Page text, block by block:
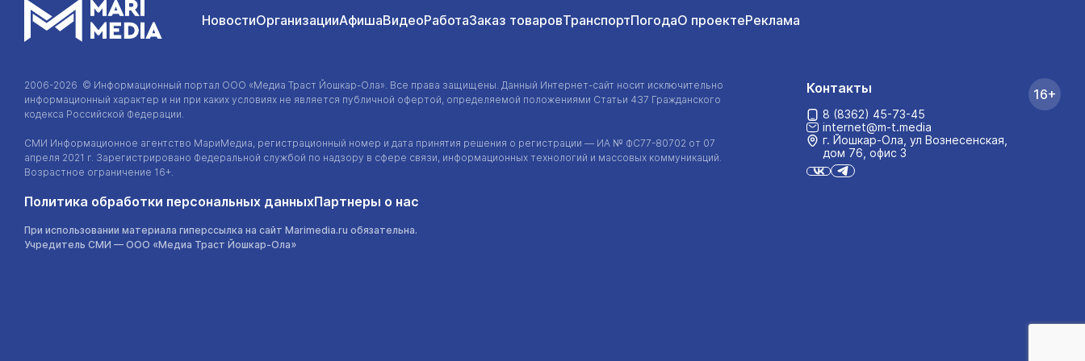
НовостиОрганизацииАфишаВидеоРаботаЗаказ товаровТранспортПогодаО проектеРеклама
2006-2026 © Информационный портал ООО «Медиа Траст Йошкар-Ола». Все права защищены. Данный Интернет-сайт носит исключительно
информационный характер и ни при каких условиях не является публичной офертой, определяемой положениями Статьи 437 Гражданского
кодекса Российской Федерации.
СМИ Информационное агентство МариМедиа, регистрационный номер и дата принятия решения о регистрации — ИА № ФС77-80702 от 07
апреля 2021 г. Зарегистрировано Федеральной службой по надзору в сфере связи, информационных технологий и массовых коммуникаций.
Возрастное ограничение 16+.
Политика обработки персональных данныхПартнеры о нас
При использовании материала гиперссылка на сайт Marimedia.ru обязательна.
Учредитель СМИ — ООО «Медиа Траст Йошкар-Ола»
Контакты
8 (8362) 45-73-45
internet@m-t.media
г. Йошкар‑Ола, ул Вознесенская,
дом 76, офис 3
16+